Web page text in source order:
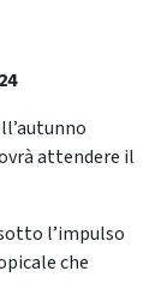
attendere il
l’impulso
che